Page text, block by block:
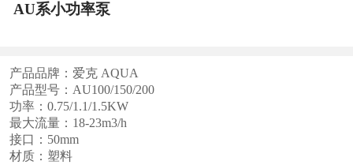
AU系小功率泵
产品品牌：爱克 AQUA
产品型号：AU100/150/200
功率：0.75/1.1/1.5KW
最大流量：18-23m3/h
接口：50mm
材质：塑料